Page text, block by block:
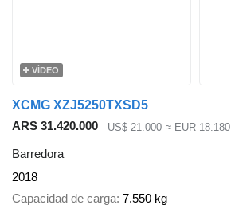
VÍDEO
XCMG XZJ5250TXSD5
ARS 31.420.000
US$ 21.000 ≈ EUR 18.180
Barredora
2018
Capacidad de carga 7.550 kg